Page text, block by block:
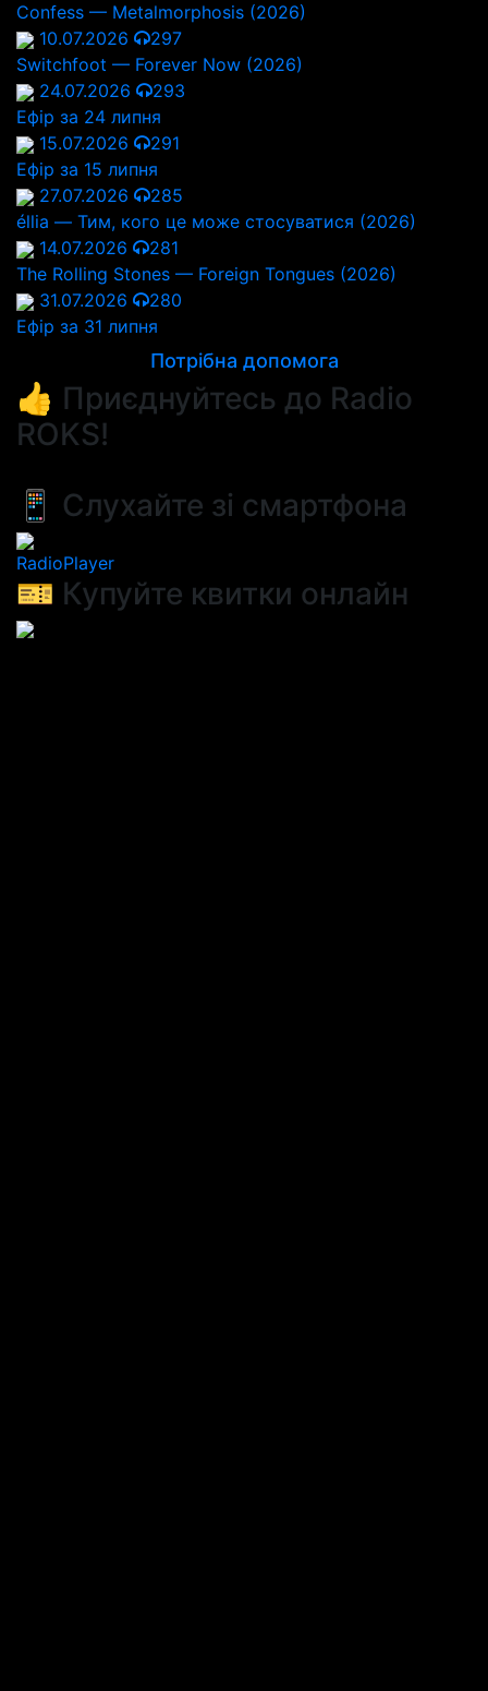
Confess — Metalmorphosis (2026)
10.07.2026
297
Switchfoot — Forever Now (2026)
24.07.2026
293
Ефір за 24 липня
15.07.2026
291
Ефір за 15 липня
27.07.2026
285
éllia — Тим, кого це може стосуватися (2026)
14.07.2026
281
The Rolling Stones — Foreign Tongues (2026)
31.07.2026
280
Ефір за 31 липня
Потрібна допомога
👍 Приєднуйтесь до Radio
ROKS!
📱 Слухайте зі смартфона
RadioPlayer
🎫 Купуйте квитки онлайн